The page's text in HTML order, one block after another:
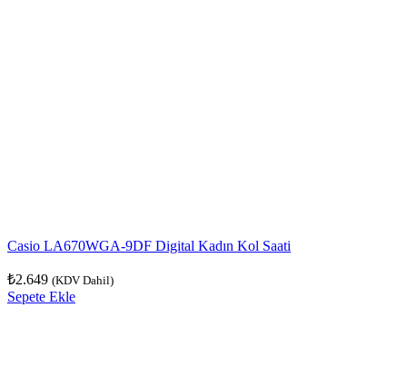
Casio LA670WGA-9DF Digital Kadın Kol Saati
₺2.649 (KDV Dahil)
Sepete Ekle